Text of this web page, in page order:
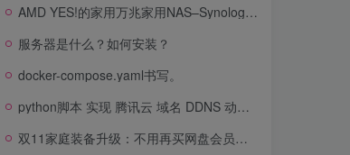
AMD YES!的家用万兆家用NAS–Synology DS1621+
服务器是什么？如何安装？
docker-compose.yaml书写。
python脚本 实现 腾讯云 域名 DDNS 动态公网ip映射至域名
双11家庭装备升级：不用再买网盘会员，一套NAS解决数据存储需求